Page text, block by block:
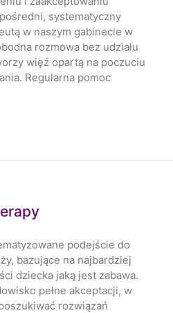
systematyczny
w naszym gabinecie w
rozmowa bez udziału
więź opartą na poczuciu
Regularna pomoc
podejście do
bazujące na najbardziej
dziecka jaką jest zabawa.
pełne akceptacji, w
rozwiązań